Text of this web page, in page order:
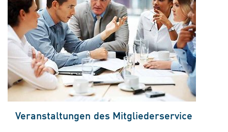
Veranstaltungen des Mitgliederservice